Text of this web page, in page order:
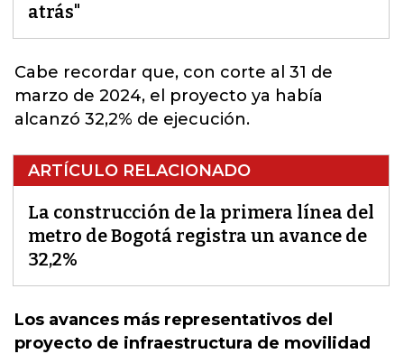
atrás"
Cabe recordar que, con corte al 31 de
marzo de 2024, el proyecto ya había
alcanzó 32,2% de ejecución.
ARTÍCULO RELACIONADO
La construcción de la primera línea del
metro de Bogotá registra un avance de
32,2%
Los avances más representativos del
proyecto de infraestructura de movilidad